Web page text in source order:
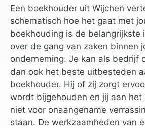
Een boekhouder uit Wijchen
schematisch hoe het gaat met
boekhouding is de belangrijkste
over de gang van zaken binnen
onderneming. Je kan als bedrijf
dan ook het beste uitbesteden
boekhouder. Hij of zij zorgt
wordt bijgehouden en jij aan het
niet voor onaangename
staan. De werkzaamheden van